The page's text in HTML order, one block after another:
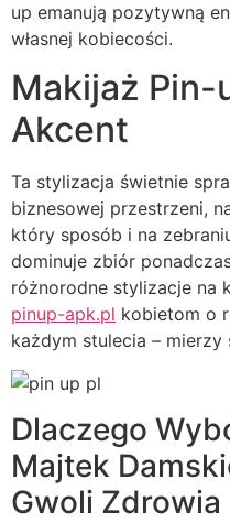
up emanują pozytywną
własnej kobiecości.
Makijaż
Akcent
Ta stylizacja świetnie
biznesowej przestrzeni,
który sposób i na
dominuje zbiór
różnorodne stylizacje na
pinup-apk.pl kobietom o
każdym stulecia –
Dlaczego
Majtek
Gwoli Zdrowia